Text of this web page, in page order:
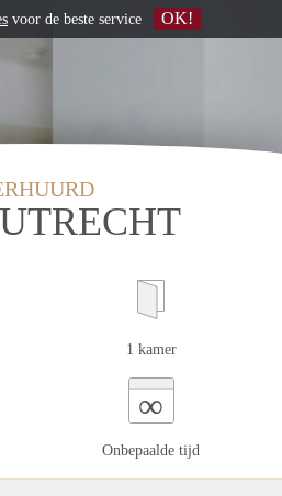
1 kamer
∞
Onbepaalde tijd
voor de beste service OK!